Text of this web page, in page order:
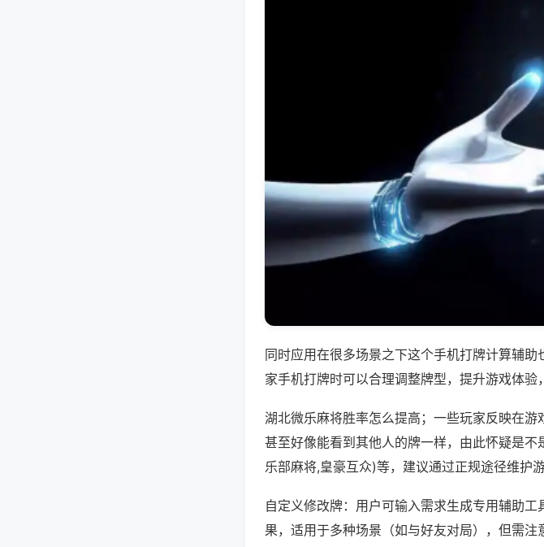
同时应用在很多场景之下这个手机打牌计算辅
家手机打牌时可以合理调整牌型，提升游戏体验
湖北微乐麻将胜率怎么提高；一些玩家反映在游
甚至好像能看到其他人的牌一样，由此怀疑是
乐部麻将,皇豪互众)等，建议通过正规途径维护游
自定义修改牌：用户可输入需求生成专用辅助
果，适用于多种场景（如与好友对局），但需注